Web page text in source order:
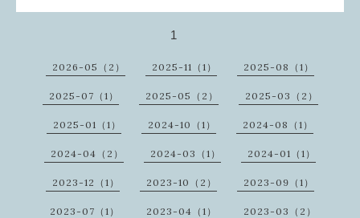
1
2026-05（2） 2025-11（1） 2025-08（1）
2025-07（1） 2025-05（2） 2025-03（2）
2025-01（1） 2024-10（1） 2024-08（1）
2024-04（2） 2024-03（1） 2024-01（1）
2023-12（1） 2023-10（2） 2023-09（1）
2023-07（1） 2023-04（1） 2023-03（2）